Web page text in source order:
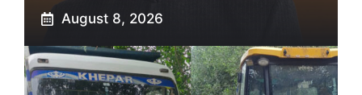
August 8, 2026